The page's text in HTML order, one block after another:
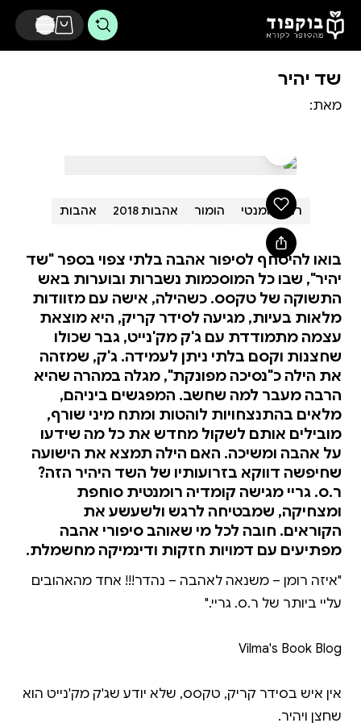
דלג לתוכן הראשי
שד יהיר
מאת:
רומן רומנטי הומור אהבות 2018 אהבות
בואו להיסחף לסיפור אהבה בלתי צפוי בספר "שד
יהיר", שבו כל המוסכמות נשברות ובוערות באש
התשוקה של טקסס. כשהילה, אישה עם מזוודות
מלאות בעיות, מגיעה לסידר קריק, היא מוצאת
עצמה מתמודדת עם ג'ק מק'נייט, גבר שכולו
שחצנות וקסם בלתי ניתן לעמידה. ג'ק, שמזהה
את הילה כ"נסיכה מפונקת", מגלה במהרה שהיא
הרבה מעבר למה שחשב. המפגשים ביניהם,
מלאים בהתנצחויות לוהטות ומתח מיני שורף,
מובילים אותם לשקול מחדש את כל מה שידעו
על אהבה ומשיכה. האם הילה תמצא את הישועה
שחיפשה דווקא בזרועותיו של השד היהיר הזה?
ר.ס. גריי מגישה קומדיה רומנטית סוחפת
ומצחיקה, שמבטיחה לרגש ולשעשע את
הקוראים. חובה לכל מי שאוהב סיפורי אהבה
מפתיעים עם דמויות חזקות ודינמיקה מחשמלת.
"איזה רומן – משנאה לאהבה – נהדר!!! אחד מהאהובים
אין איש בסידר קריק, טקסס, שלא יודע שג'ק מק'נייט הוא